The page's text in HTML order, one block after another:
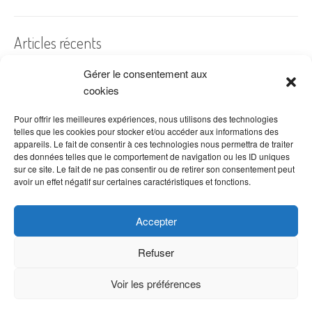
Gérer le consentement aux
cookies
Pour offrir les meilleures expériences, nous utilisons des technologies
telles que les cookies pour stocker et/ou accéder aux informations des
appareils. Le fait de consentir à ces technologies nous permettra de traiter
des données telles que le comportement de navigation ou les ID uniques
sur ce site. Le fait de ne pas consentir ou de retirer son consentement peut
avoir un effet négatif sur certaines caractéristiques et fonctions.
Accepter
Refuser
Voir les préférences
Articles récents
A quelles dates de l’année offre-t-on des fleurs ?
Les fleurs préférées des Français
Combien de fois arroser un cactus ?
Quelles fleurs offrir pour la fête des mères ?
Idées de décoration avec fleurs séchées